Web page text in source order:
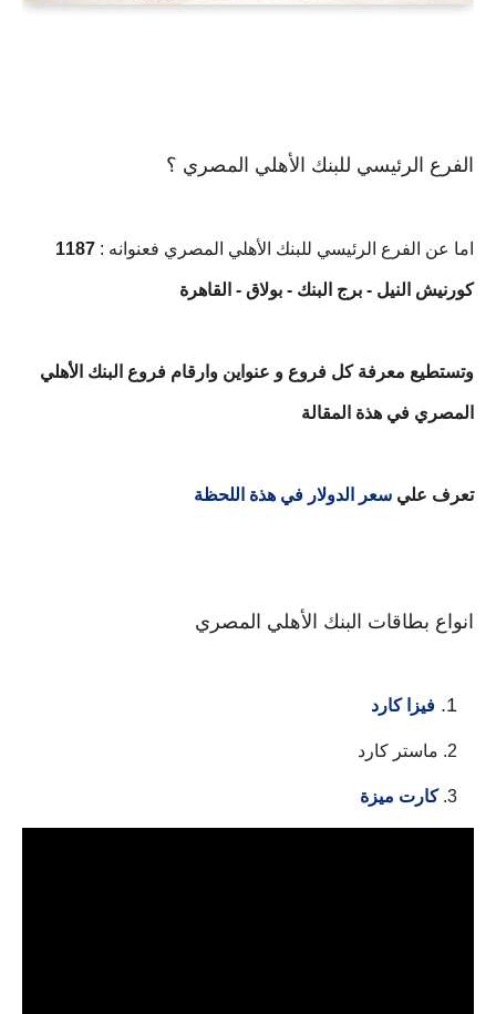
الفرع الرئيسي للبنك الأهلي المصري ؟
اما عن الفرع الرئيسي للبنك الأهلي المصري فعنوانه :
1187
كورنيش النيل - برج البنك - بولاق - القاهرة
وتستطيع معرفة كل فروع و عنواين وارقام فروع البنك الأهلي
المصري في هذة المقالة
تعرف علي سعر الدولار في هذة اللحظة
انواع بطاقات البنك الأهلي المصري
فيزا كارد
ماستر كارد
كارت ميزة